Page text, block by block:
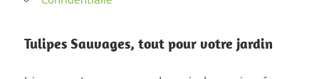
Tulipes Sauvages, tout pour votre jardin